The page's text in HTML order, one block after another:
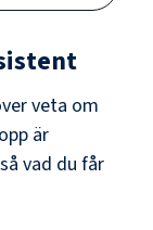
veta om
är
vad du får